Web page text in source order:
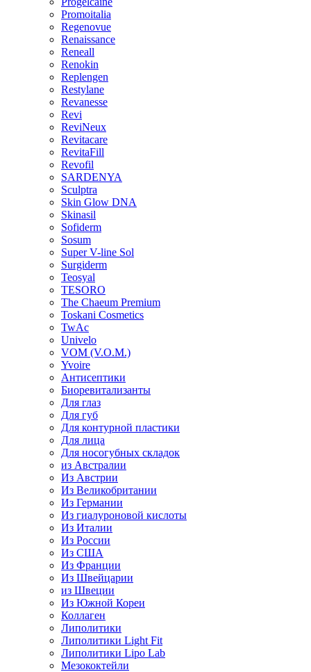
Promoitalia
Regenovue
Renaissance
Reneall
Renokin
Replengen
Restylane
Revanesse
Revi
ReviNeux
Revitacare
RevitaFill
Revofil
SARDENYA
Sculptra
Skin Glow DNA
Skinasil
Sofiderm
Sosum
Super V-line Sol
Surgiderm
Teosyal
TESORO
The Chaeum Premium
Toskani Cosmetics
TwAc
Univelo
VOM (V.O.M.)
Yvoire
Антисептики
Биоревитализанты
Для глаз
Для губ
Для контурной пластики
Для лица
Для носогубных складок
из Австралии
Из Австрии
Из Великобритании
Из Германии
Из гиалуроновой кислоты
Из Италии
Из России
Из США
Из Франции
Из Швейцарии
из Швеции
Из Южной Кореи
Коллаген
Липолитики
Липолитики Light Fit
Липолитики Lipo Lab
Мезококтейли